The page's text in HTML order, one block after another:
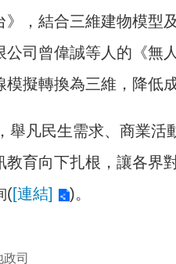
，結合三維建物模型
司曾偉誠等人的《無
擬轉換為三維，降低
凡民生需求、商業活
育向下扎根，讓各界
([連結] )。
司